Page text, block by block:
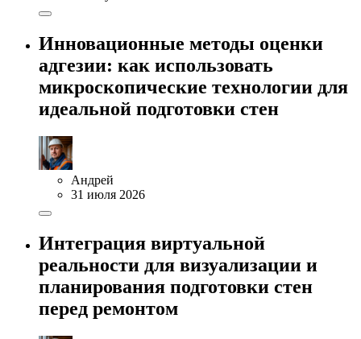
Инновационные методы оценки
адгезии: как использовать
микроскопические технологии для
идеальной подготовки стен
Андрей
31 июля 2026
Интеграция виртуальной
реальности для визуализации и
планирования подготовки стен
перед ремонтом